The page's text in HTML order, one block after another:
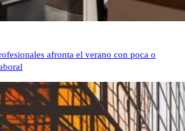
afronta el verano con poca o